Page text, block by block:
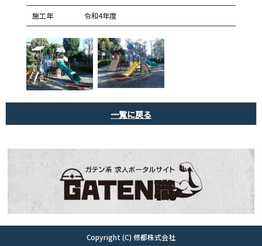
施工年 令和4年度
一覧に戻る
Copyright (C) 修都株式会社